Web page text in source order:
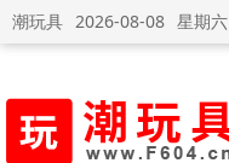
潮玩具 2026-08-08 星期六